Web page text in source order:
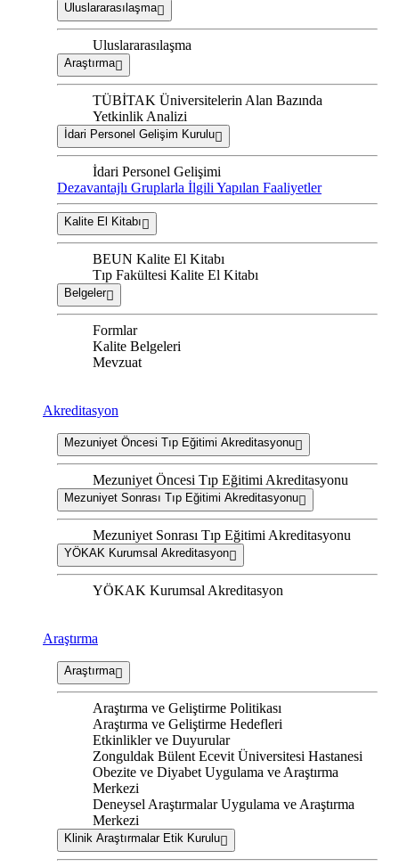
Uluslararasılaşma
Uluslararasılaşma
Araştırma
TÜBİTAK Üniversitelerin Alan Bazında
Yetkinlik Analizi
İdari Personel Gelişim Kurulu
İdari Personel Gelişimi
Dezavantajlı Gruplarla İlgili Yapılan Faaliyetler
Kalite El Kitabı
BEUN Kalite El Kitabı
Tıp Fakültesi Kalite El Kitabı
Belgeler
Formlar
Kalite Belgeleri
Mevzuat
Akreditasyon
Mezuniyet Öncesi Tıp Eğitimi Akreditasyonu
Mezuniyet Öncesi Tıp Eğitimi Akreditasyonu
Mezuniyet Sonrası Tıp Eğitimi Akreditasyonu
Mezuniyet Sonrası Tıp Eğitimi Akreditasyonu
YÖKAK Kurumsal Akreditasyon
YÖKAK Kurumsal Akreditasyon
Araştırma
Araştırma
Araştırma ve Geliştirme Politikası
Araştırma ve Geliştirme Hedefleri
Etkinlikler ve Duyurular
Zonguldak Bülent Ecevit Üniversitesi Hastanesi
Obezite ve Diyabet Uygulama ve Araştırma
Merkezi
Deneysel Araştırmalar Uygulama ve Araştırma
Merkezi
Klinik Araştırmalar Etik Kurulu